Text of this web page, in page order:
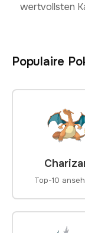
wertvollsten
Populaire
Top-10